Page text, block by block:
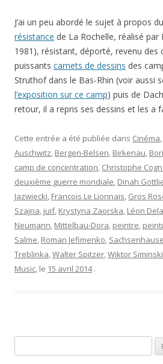
J’ai un peu abordé le sujet à propos du
résistance de La Rochelle, réalisé par
1981), résistant, déporté, revenu des
puissants carnets de dessins des
Struthof dans le Bas-Rhin (voir aussi
l’exposition sur ce camp) puis de
retour, il a repris ses dessins et les a
Cette entrée a été publiée dans Cinéma
Auschwitz, Bergen-Belsen, Birkenau,
camp de concentration, Christophe
deuxième guerre mondiale, Dinah
Jazwiecki, François Le Lionnais, Gros
Szajna, juif, Krystyna Zaorska, Léon
Neumann, Mittelbau-Dora, peintre,
Salme, Roman Jefimenko,
Treblinka,Walter Spitzer,Wiktor Siminski
Music, le 15 avril 2014 .